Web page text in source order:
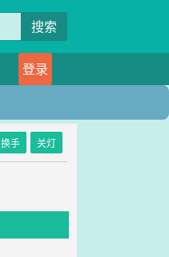
搜索
登录
换手 关灯